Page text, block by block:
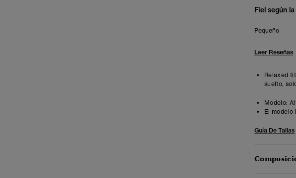
Fiel según
Pequeño
Leer Reseñas
Relaxed
suelto,
Modelo:
El modelo
Guía De Tallas